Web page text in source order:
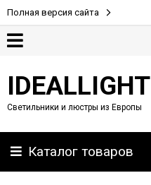
Полная версия сайта
Партнерам
Доставка
IDEALLIGHT
Светильники и люстры из Европы
Каталог товаров